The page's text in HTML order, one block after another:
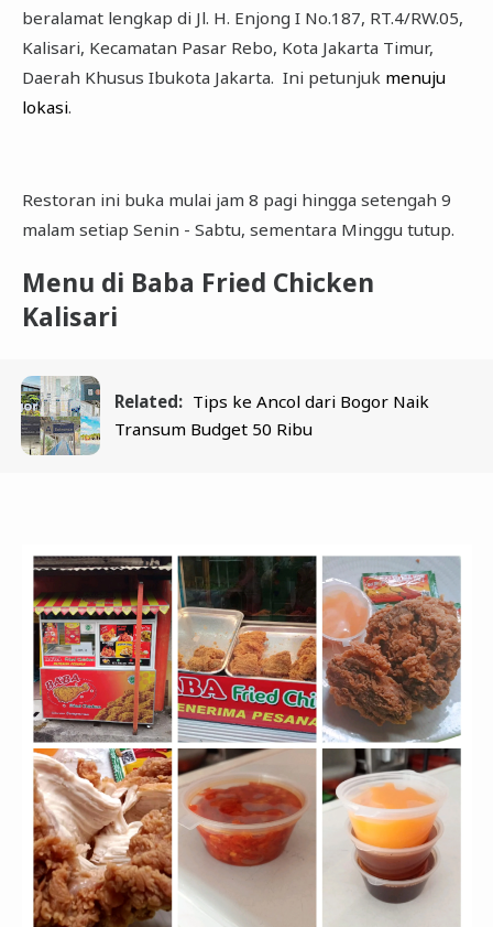
beralamat lengkap di Jl. H. Enjong I No.187, RT.4/RW.05,
Kalisari, Kecamatan Pasar Rebo, Kota Jakarta Timur,
Daerah Khusus Ibukota Jakarta. Ini petunjuk menuju
lokasi.
Restoran ini buka mulai jam 8 pagi hingga setengah 9
malam setiap Senin - Sabtu, sementara Minggu tutup.
Menu di Baba Fried Chicken
Kalisari
Related: Tips ke Ancol dari Bogor Naik
Transum Budget 50 Ribu